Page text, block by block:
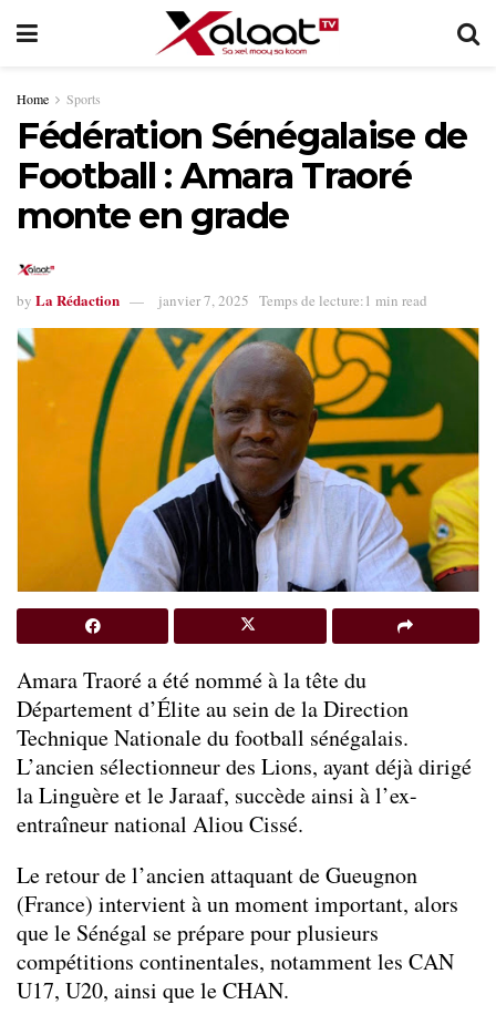
Home Sports
Fédération Sénégalaise de
Football : Amara Traoré
monte en grade
by La Rédaction janvier 7, 2025 Temps de lecture:1 min read
Amara Traoré a été nommé à la tête du
Département d’Élite au sein de la Direction
Technique Nationale du football sénégalais.
L’ancien sélectionneur des Lions, ayant déjà dirigé
la Linguère et le Jaraaf, succède ainsi à l’ex-
entraîneur national Aliou Cissé.
Le retour de l’ancien attaquant de Gueugnon
(France) intervient à un moment important, alors
que le Sénégal se prépare pour plusieurs
compétitions continentales, notamment les CAN
U17, U20, ainsi que le CHAN.